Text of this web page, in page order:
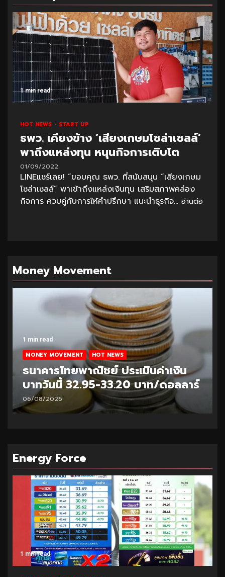
1 min read
HOT NEWS START UP
ธพว. เคียงข้าง ‘เสียงเกษมโซล่าเซลล์’
พาถึงแหล่งทุน หนุนกิจการเติบโต
01/09/2022
LINEแชร์เลย! “ขอบคุณ ธพว. ที่สนับสนุน “เสียงเกษม
โซล่าเซลล์” พาเข้าถึงแหล่งเงินทุน เสริมสภาพคล่อง
กิจการ ควบคู่กับการให้คำปรึกษา แนะนำธุรกิจ... อ่านต่อ
Money Movement
1 min read
MONEY MOVEMENT HOT NEWS
ธนาคารไทยพาณิชย์ ประเมินค่าเงิน
บาทวันนี้ 32.95-33.20 บาท/ดอลลาร์
06/08/2026
Energy Force
1 min read